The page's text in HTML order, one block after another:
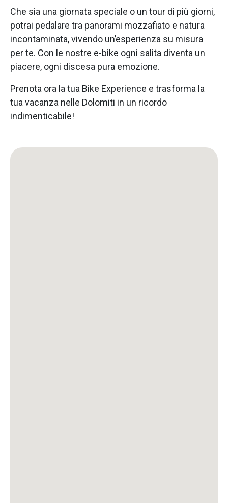
Che sia una giornata speciale o un tour di più giorni,
potrai pedalare tra panorami mozzafiato e natura
incontaminata, vivendo un’esperienza su misura
per te. Con le nostre e-bike ogni salita diventa un
piacere, ogni discesa pura emozione.
Prenota ora la tua Bike Experience e trasforma la
tua vacanza nelle Dolomiti in un ricordo
indimenticabile!